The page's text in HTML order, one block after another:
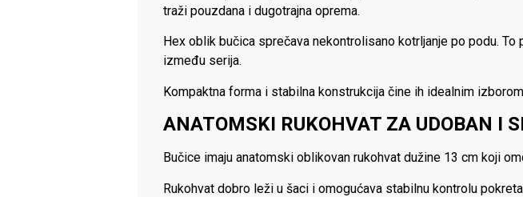
traži pouzdana i dugotrajna oprema.
Hex oblik bučica sprečava nekontrolisano kotrljanje po podu.
između serija.
Kompaktna forma i stabilna konstrukcija čine ih idealnim
ANATOMSKI RUKOHVAT ZA UDOBAN I
Bučice imaju anatomski oblikovan rukohvat dužine 13 cm koji
Rukohvat dobro leži u šaci i omogućava stabilnu kontrolu